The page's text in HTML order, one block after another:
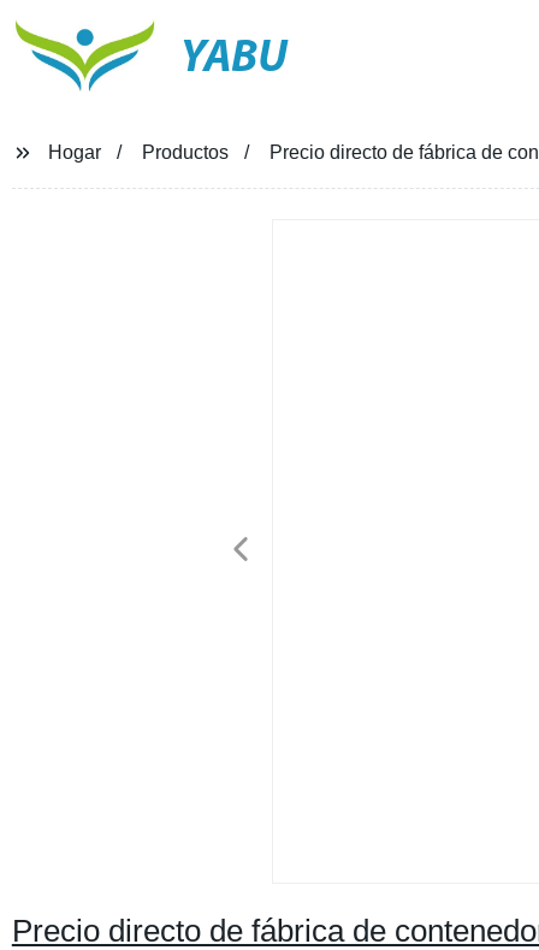
YABU
Hogar Productos Precio directo de fábrica de
Precio directo de fábrica de